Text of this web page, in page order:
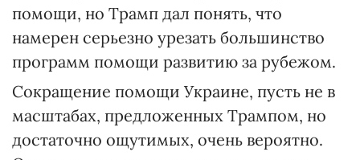
помощи, но Трамп дал понять, что
намерен серьезно урезать большинство
программ помощи развитию за рубежом.
Сокращение помощи Украине, пусть не в
масштабах, предложенных Трампом, но
достаточно ощутимых, очень вероятно.